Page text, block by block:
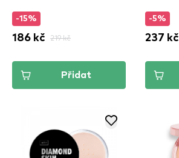
-15%
186 kč 219 kč
Přidat
-5%
237 kč